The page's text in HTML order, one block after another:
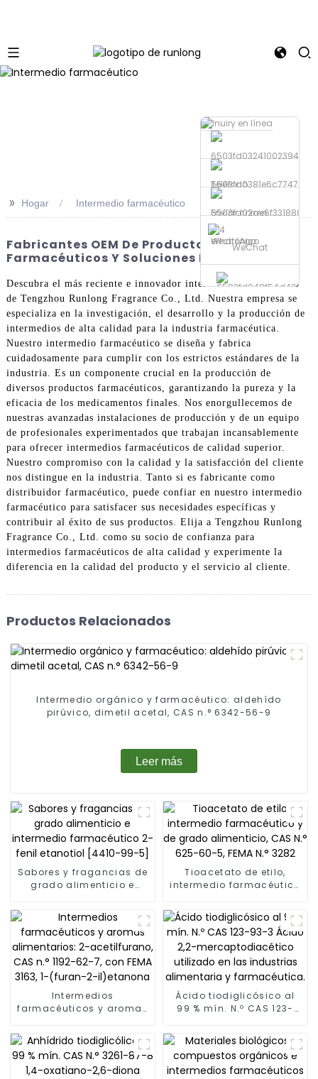
Teléfono
Enviar correo
electrónico
WhatsApp
WeChat
>> Hogar Intermedio farmacéutico
Fabricantes OEM De Productos Intermedios
Farmacéuticos Y Soluciones De Fábrica
Descubra el más reciente e innovador intermedio farmacéutico
de Tengzhou Runlong Fragrance Co., Ltd. Nuestra empresa se
especializa en la investigación, el desarrollo y la producción de
intermedios de alta calidad para la industria farmacéutica.
Nuestro intermedio farmacéutico se diseña y fabrica
cuidadosamente para cumplir con los estrictos estándares de la
industria. Es un componente crucial en la producción de
diversos productos farmacéuticos, garantizando la pureza y la
eficacia de los medicamentos finales. Nos enorgullecemos de
nuestras avanzadas instalaciones de producción y de un equipo
de profesionales experimentados que trabajan incansablemente
para ofrecer intermedios farmacéuticos de calidad superior.
Nuestro compromiso con la calidad y la satisfacción del cliente
nos distingue en la industria. Tanto si es fabricante como
distribuidor farmacéutico, puede confiar en nuestro intermedio
farmacéutico para satisfacer sus necesidades específicas y
contribuir al éxito de sus productos. Elija a Tengzhou Runlong
Fragrance Co., Ltd. como su socio de confianza para
intermedios farmacéuticos de alta calidad y experimente la
diferencia en la calidad del producto y el servicio al cliente.
Productos Relacionados
Intermedio orgánico y farmacéutico: aldehído
pirúvico, dimetil acetal, CAS n.° 6342-56-9
Leer más
Sabores y fragancias de
grado alimenticio e
2-fenil etanotiol [4410-
99-5]
Tioacetato de etilo,
intermedio farmacéutico
CAS N.° 625-60-5, FEMA
N.° 3282
Intermedios
farmacéuticos y aromas
acetilfurano, CAS n.°
1192-62-7, con FEMA 3163,
1-(furan-2-il)etanona
Ácido tiodiglicósico al
99 % mín. N.º CAS 123-
mercaptodiacético
utilizado en las
industrias alimentaria y
farmacéutica.